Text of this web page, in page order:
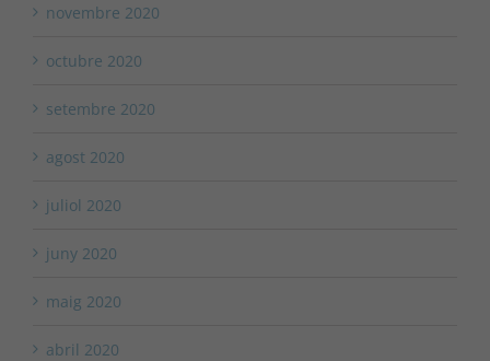
novembre 2020
octubre 2020
setembre 2020
agost 2020
juliol 2020
juny 2020
maig 2020
abril 2020